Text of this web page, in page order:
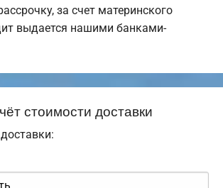
за счет материнского
выдается нашими банками-
стоимости доставки